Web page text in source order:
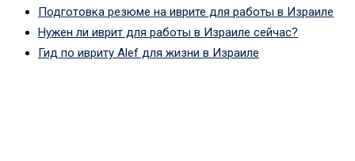
Подготовка резюме на иврите для работы в Израиле
Нужен ли иврит для работы в Израиле сейчас?
Гид по ивриту Alef для жизни в Израиле